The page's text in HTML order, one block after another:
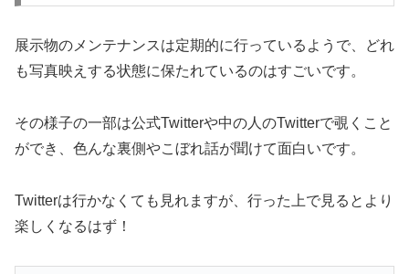
展示物のメンテナンスは定期的に行っているようで、どれ
も写真映えする状態に保たれているのはすごいです。
その様子の一部は公式Twitterや中の人のTwitterで覗くこと
ができ、色んな裏側やこぼれ話が聞けて面白いです。
Twitterは行かなくても見れますが、行った上で見るとより
楽しくなるはず！